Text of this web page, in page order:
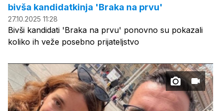
bivša kandidatkinja 'Braka na prvu'
27.10.2025 11:28
Bivši kandidati 'Braka na prvu' ponovno su pokazali
koliko ih veže posebno prijateljstvo